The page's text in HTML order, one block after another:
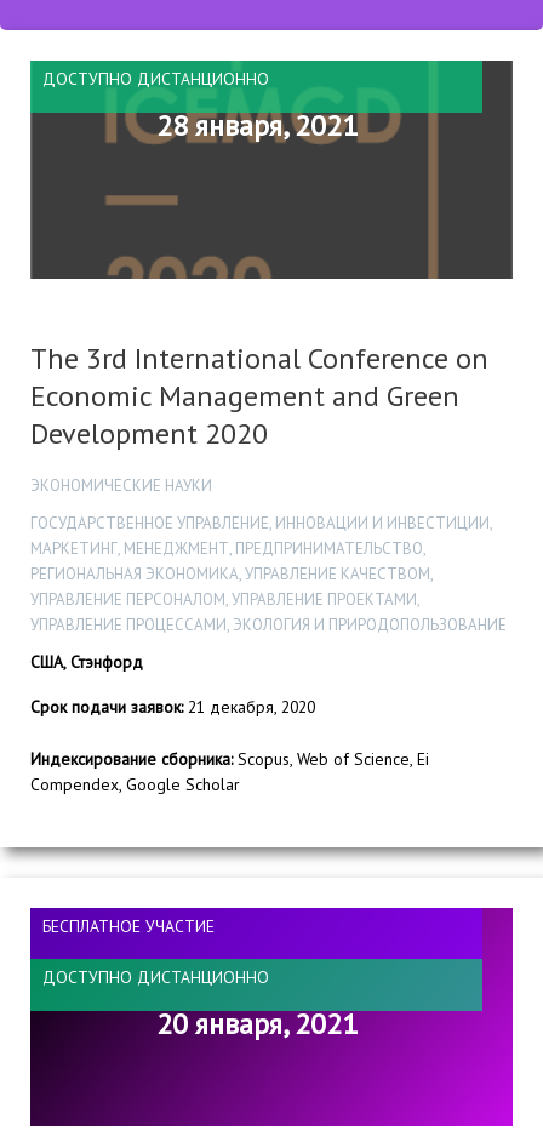
ДОСТУПНО ДИСТАНЦИОННО
28 января, 2021
The 3rd International Conference on
Economic Management and Green
Development 2020
ЭКОНОМИЧЕСКИЕ НАУКИ
ГОСУДАРСТВЕННОЕ УПРАВЛЕНИЕ, ИННОВАЦИИ И ИНВЕСТИЦИИ,
МАРКЕТИНГ, МЕНЕДЖМЕНТ, ПРЕДПРИНИМАТЕЛЬСТВО,
РЕГИОНАЛЬНАЯ ЭКОНОМИКА, УПРАВЛЕНИЕ КАЧЕСТВОМ,
УПРАВЛЕНИЕ ПЕРСОНАЛОМ, УПРАВЛЕНИЕ ПРОЕКТАМИ,
УПРАВЛЕНИЕ ПРОЦЕССАМИ, ЭКОЛОГИЯ И ПРИРОДОПОЛЬЗОВАНИЕ
США, Стэнфорд
Срок подачи заявок:21 декабря, 2020
Индексирование сборника:Scopus, Web of Science, Ei
Compendex, Google Scholar
БЕСПЛАТНОЕ УЧАСТИЕ
ДОСТУПНО ДИСТАНЦИОННО
20 января, 2021